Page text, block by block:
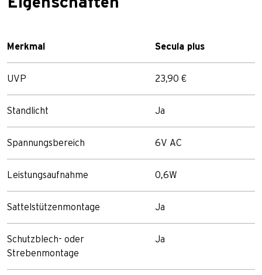
Merkmal Secula plus
UVP 23,90 €
Standlicht Ja
Spannungsbereich 6V AC
Leistungsaufnahme 0,6W
Sattelstützenmontage Ja
Schutzblech- oder
Strebenmontage
Ja